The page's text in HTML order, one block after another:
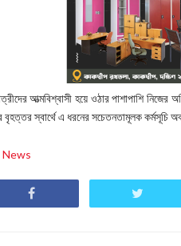
আত্মবিশ্বাসী হয়ে ওঠার পাশাপাশি
বৃহত্তর স্বার্থে এ ধরনের সচেতনতামূলক কর্মসূচি
News